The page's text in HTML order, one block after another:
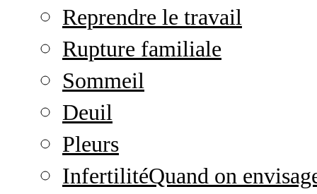
Reprendre le travail
Rupture familiale
Sommeil
Deuil
Pleurs
InfertilitéQuand on